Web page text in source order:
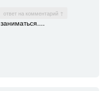
ответ на комментарий ↑